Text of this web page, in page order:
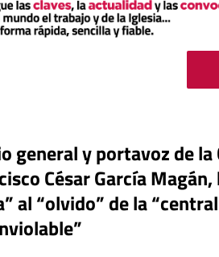
general y portavoz de
César García
al “olvido” de la